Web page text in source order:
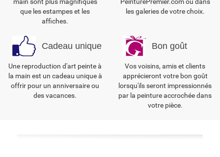
main sont plus magnifiques
que les estampes et les
affiches.
PeinturePremier.com ou dans
les galeries de votre choix.
Cadeau unique
Une reproduction d'art peinte à
la main est un cadeau unique à
offrir pour un anniversaire ou
des vacances.
Bon goût
Vos voisins, amis et clients
apprécieront votre bon goût
lorsqu'ils seront impressionnés
par la peinture accrochée dans
votre pièce.